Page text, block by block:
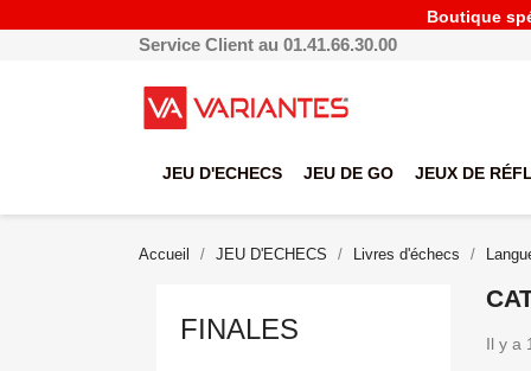
Boutique
Service Client au 01.41.66.30.00
JEU D'ECHECS JEU DE GO JEUX DE
Accueil JEU D'ECHECS Livres d'échecs
FINALES Il y a